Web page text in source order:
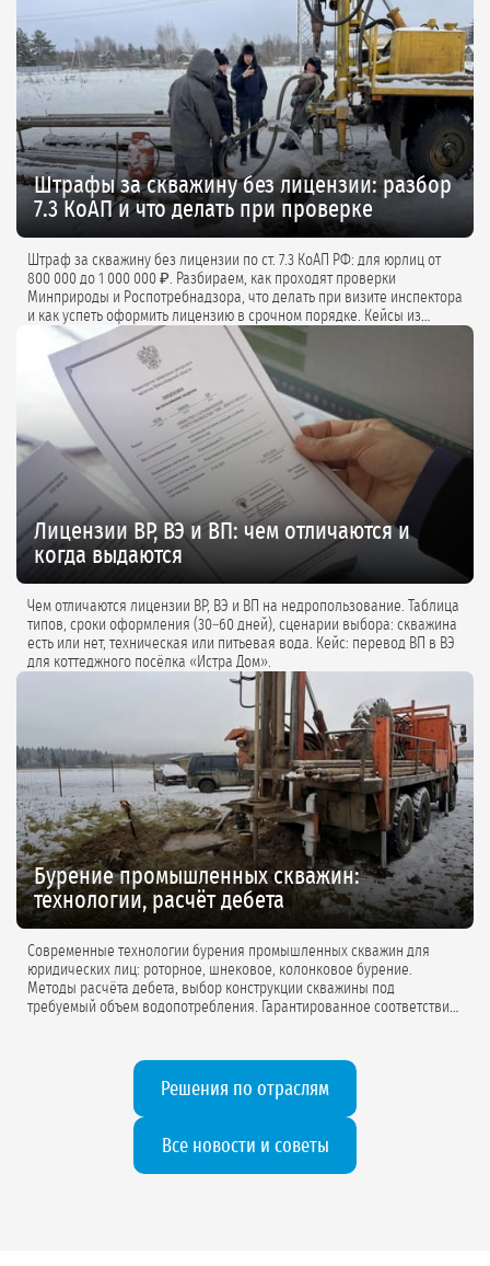
Штрафы за скважину без лицензии: разбор
7.3 КоАП и что делать при проверке
Штраф за скважину без лицензии по ст. 7.3 КоАП РФ: для юрлиц от
800 000 до 1 000 000 ₽. Разбираем, как проходят проверки
Минприроды и Роспотребнадзора, что делать при визите инспектора
и как успеть оформить лицензию в срочном порядке. Кейсы из
практики и советы экспертов.
Лицензии ВР, ВЭ и ВП: чем отличаются и
когда выдаются
Чем отличаются лицензии ВР, ВЭ и ВП на недропользование. Таблица
типов, сроки оформления (30–60 дней), сценарии выбора: скважина
есть или нет, техническая или питьевая вода. Кейс: перевод ВП в ВЭ
для коттеджного посёлка «Истра Дом».
Бурение промышленных скважин:
технологии, расчёт дебета
Современные технологии бурения промышленных скважин для
юридических лиц: роторное, шнековое, колонковое бурение.
Методы расчёта дебета, выбор конструкции скважины под
требуемый объем водопотребления. Гарантированное соответствие
Решения по отраслям
Все новости и советы